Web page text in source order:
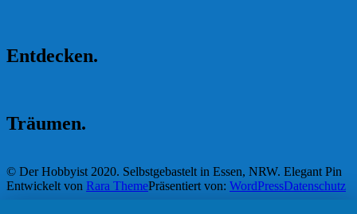
Entdecken.
Träumen.
© Der Hobbyist 2020. Selbstgebastelt in Essen, NRW. Elegant Pin
Entwickelt von Rara ThemePräsentiert von: WordPressDatenschutz